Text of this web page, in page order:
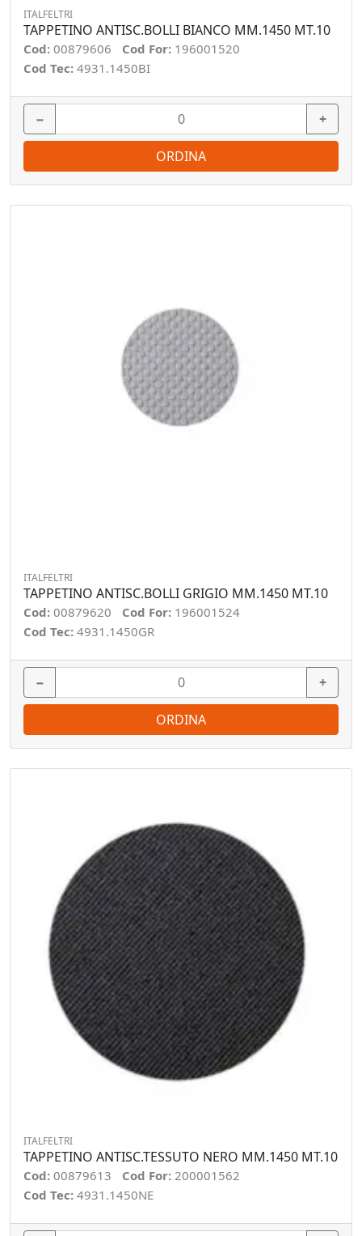
ITALFELTRI
TAPPETINO ANTISC.BOLLI BIANCO MM.1450 MT.10
Cod: 00879606 Cod For: 196001520
Cod Tec: 4931.1450BI
− +
ORDINA
ITALFELTRI
TAPPETINO ANTISC.BOLLI GRIGIO MM.1450 MT.10
Cod: 00879620 Cod For: 196001524
Cod Tec: 4931.1450GR
− +
ORDINA
ITALFELTRI
TAPPETINO ANTISC.TESSUTO NERO MM.1450 MT.10
Cod: 00879613 Cod For: 200001562
Cod Tec: 4931.1450NE